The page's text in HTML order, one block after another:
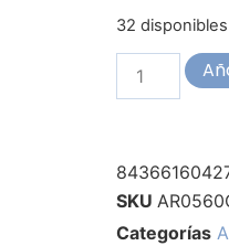
32 disponibles
SKU
Categorías